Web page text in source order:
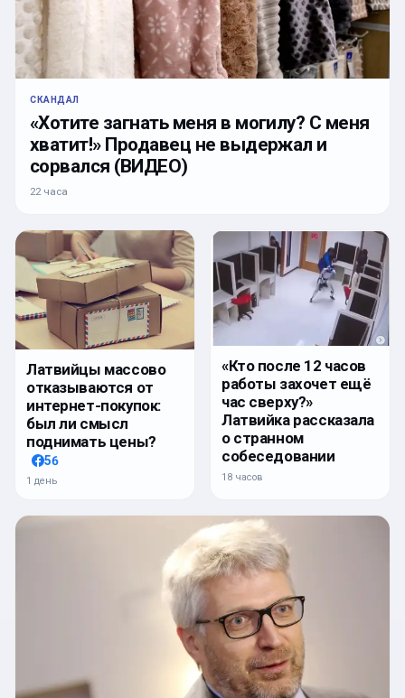
СКАНДАЛ
«Хотите загнать меня в могилу? С меня
хватит!» Продавец не выдержал и
сорвался (ВИДЕО)
22 часа
Латвийцы массово
отказываются от
интернет-покупок:
был ли смысл
поднимать цены?
56
1 день
«Кто после 12 часов
работы захочет ещё
час сверху?»
Латвийка рассказала
о странном
собеседовании
18 часов